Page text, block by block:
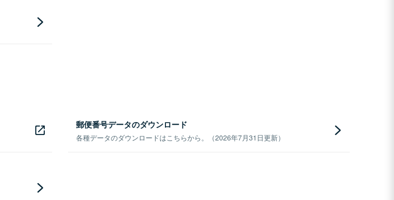
郵便番号データのダウンロード
各種データのダウンロードはこちらから。（2026年7月31日更新）